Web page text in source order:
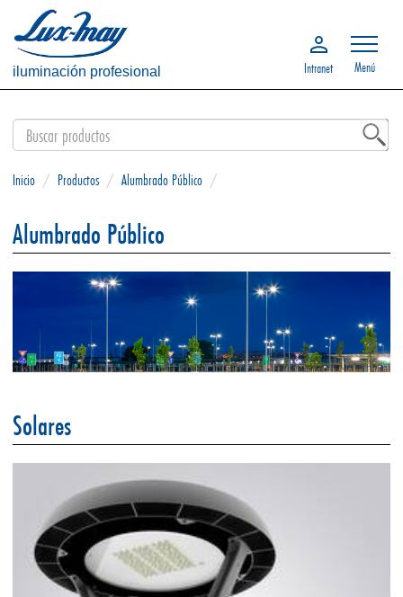
iluminación profesional Intranet Menú
Inicio / Productos / Alumbrado Público /
Alumbrado Público
Solares